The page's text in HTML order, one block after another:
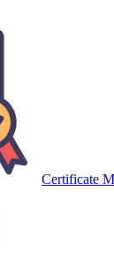
Certificate